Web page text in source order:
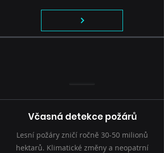
Včasná detekce požárů
Lesní požáry zničí ročně 30-50 milionů
hektarů. Klimatické změny a neopatrní